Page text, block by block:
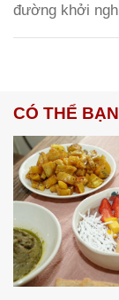
đường khởi
CÓ THỂ